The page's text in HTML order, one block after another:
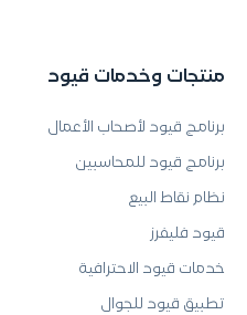
منتجات وخدمات قيود
برنامج قيود لأصحاب الأعمال
برنامج قيود للمحاسبين
نظام نقاط البيع
قيود فليفرز
خدمات قيود الاحترافية
تطبيق قيود للجوال